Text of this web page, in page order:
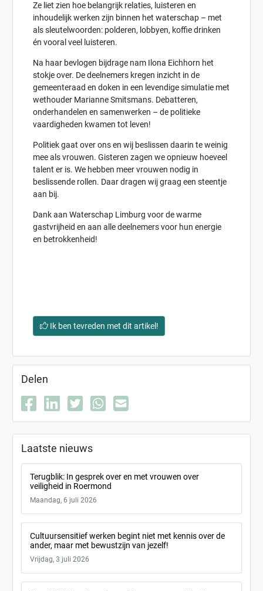
Ze liet zien hoe belangrijk relaties, luisteren en
inhoudelijk werken zijn binnen het waterschap – met
als sleutelwoorden: polderen, lobbyen, koffie drinken
én vooral veel luisteren.
Na haar bevlogen bijdrage nam Ilona Eichhorn het
stokje over. De deelnemers kregen inzicht in de
gemeenteraad en doken in een levendige simulatie met
wethouder Marianne Smitsmans. Debatteren,
onderhandelen en samenwerken – de politieke
vaardigheden kwamen tot leven!
Politiek gaat over ons en wij beslissen daarin te weinig
mee als vrouwen. Gisteren zagen we opnieuw hoeveel
talent er is. We hebben meer vrouwen nodig in
beslissende rollen. Daar dragen wij graag een steentje
aan bij.
Dank aan Waterschap Limburg voor de warme
gastvrijheid en aan alle deelnemers voor hun energie
en betrokkenheid!
Ik ben tevreden met dit artikel!
Delen
Laatste nieuws
Terugblik: In gesprek over en met vrouwen over
veiligheid in Roermond
Maandag, 6 juli 2026
Cultuursensitief werken begint niet met kennis over de
ander, maar met bewustzijn van jezelf!
Vrijdag, 3 juli 2026